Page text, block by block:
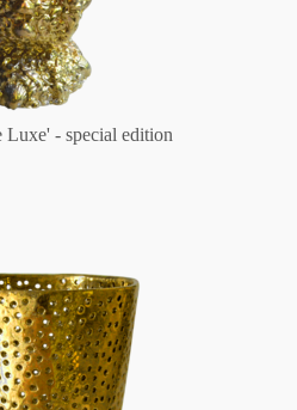
Luxe' - special edition